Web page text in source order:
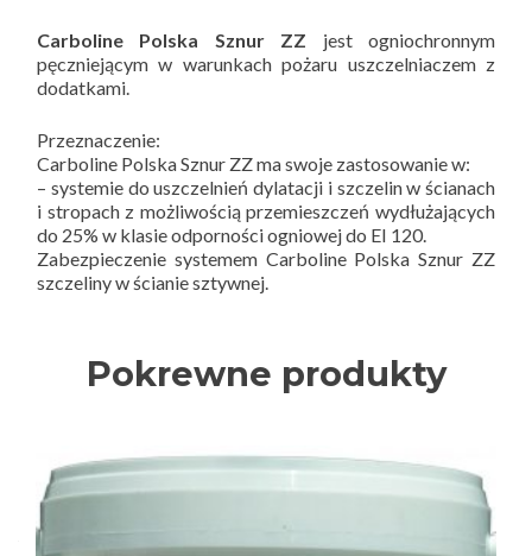
Carboline Polska Sznur ZZ jest ogniochronnym
pęczniejącym w warunkach pożaru uszczelniaczem z
dodatkami.
Przeznaczenie:
Carboline Polska Sznur ZZ ma swoje zastosowanie w:
– systemie do uszczelnień dylatacji i szczelin w ścianach
i stropach z możliwością przemieszczeń wydłużających
do 25% w klasie odporności ogniowej do EI 120.
Zabezpieczenie systemem Carboline Polska Sznur ZZ
szczeliny w ścianie sztywnej.
Pokrewne produkty